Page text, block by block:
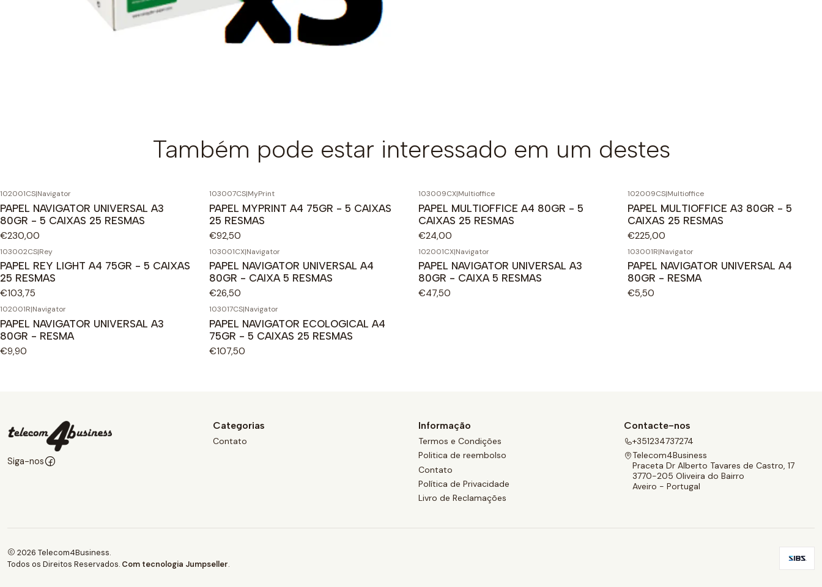
Também pode estar interessado em um destes
102001CS|Navigator
PAPEL NAVIGATOR UNIVERSAL A3
80GR - 5 CAIXAS 25 RESMAS
€230,00
103007CS|MyPrint
PAPEL MYPRINT A4 75GR - 5 CAIXAS
25 RESMAS
€92,50
103009CX|Multioffice
PAPEL MULTIOFFICE A4 80GR - 5
CAIXAS 25 RESMAS
€24,00
102009CS|Multioffice
PAPEL MULTIOFFICE A3 80GR - 5
CAIXAS 25 RESMAS
€225,00
103002CS|Rey
PAPEL REY LIGHT A4 75GR - 5 CAIXAS
25 RESMAS
€103,75
103001CX|Navigator
PAPEL NAVIGATOR UNIVERSAL A4
80GR - CAIXA 5 RESMAS
€26,50
102001CX|Navigator
PAPEL NAVIGATOR UNIVERSAL A3
80GR - CAIXA 5 RESMAS
€47,50
103001R|Navigator
PAPEL NAVIGATOR UNIVERSAL A4
80GR - RESMA
€5,50
102001R|Navigator
PAPEL NAVIGATOR UNIVERSAL A3
80GR - RESMA
€9,90
103017CS|Navigator
PAPEL NAVIGATOR ECOLOGICAL A4
75GR - 5 CAIXAS 25 RESMAS
€107,50
Siga-nos
Categorias
Contato
Informação
Termos e Condições
Politica de reembolso
Contato
Política de Privacidade
Livro de Reclamações
Contacte-nos
+351234737274
Telecom4Business
Praceta Dr Alberto Tavares de Castro, 17
3770-205 Oliveira do Bairro
Aveiro - Portugal
2026 Telecom4Business.
Todos os Direitos Reservados. Com tecnologia Jumpseller.